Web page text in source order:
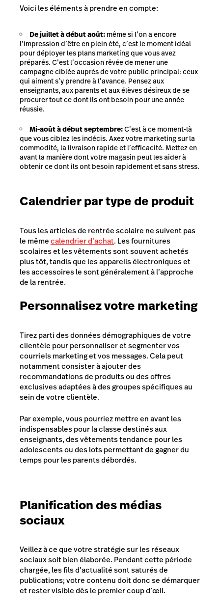
Voici les éléments à prendre en compte:
De juillet à début août: même si l’on a encore
l’impression d’être en plein été, c’est le moment idéal
pour déployer les plans marketing que vous avez
préparés. C’est l’occasion rêvée de mener une
campagne ciblée auprès de votre public principal: ceux
qui aiment s’y prendre à l’avance. Pensez aux
enseignants, aux parents et aux élèves désireux de se
procurer tout ce dont ils ont besoin pour une année
réussie.
Mi-août à début septembre:C’est à ce moment-là
que vous ciblez les indécis. Axez votre marketing sur la
commodité, la livraison rapide et l’efficacité. Mettez en
avant la manière dont votre magasin peut les aider à
obtenir ce dont ils ont besoin rapidement et sans stress.
Calendrier par type de produit
Tous les articles de rentrée scolaire ne suivent pas
le mêmecalendrier d’achat. Les fournitures
scolaires et les vêtements sont souvent achetés
plus tôt, tandis que les appareils électroniques et
les accessoires le sont généralement à l’approche
de la rentrée.
Personnalisez votre marketing
Tirez parti des données démographiques de votre
clientèle pour personnaliser et segmenter vos
courriels marketing et vos messages. Cela peut
notamment consister à ajouter des
recommandations de produits ou des offres
exclusives adaptées à des groupes spécifiques au
sein de votre clientèle.
Par exemple, vous pourriez mettre en avant les
indispensables pour la classe destinés aux
enseignants, des vêtements tendance pour les
adolescents ou des lots permettant de gagner du
temps pour les parents débordés.
Planification des médias
sociaux
Veillez à ce que votre stratégie sur les réseaux
sociaux soit bien élaborée. Pendant cette période
chargée, les fils d’actualité sont saturés de
publications; votre contenu doit donc se démarquer
et rester visible dès le premier coup d’œil.